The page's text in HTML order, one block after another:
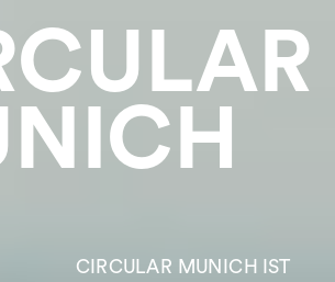
CIRCULAR MUNICH IST